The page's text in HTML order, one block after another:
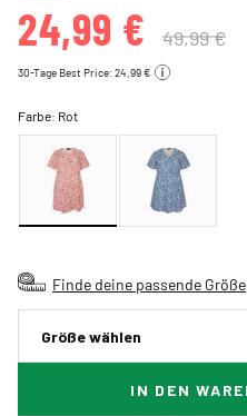
24,99 € 49,99 €
30-Tage Best Price: 24,99 €
Farbe: Rot
Finde deine passende Größe
Größe wählen
IN DEN